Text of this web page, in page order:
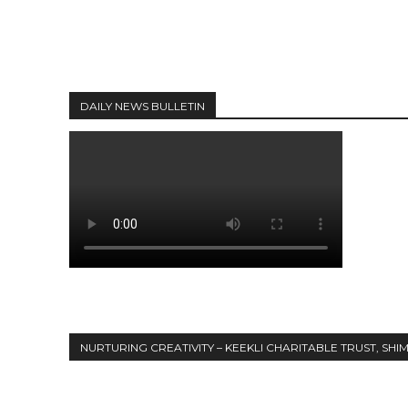
DAILY NEWS BULLETIN
NURTURING CREATIVITY – KEEKLI CHARITABLE TRUST,